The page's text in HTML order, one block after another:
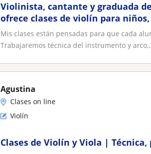
Violinista, cantante y graduada
ofrece clases de violín para
con un método adaptado a c
Mis clases están pensadas para que cada
Trabajaremos técnica del instrumento y
Agustina
Clases on line
Violín
Clases de Violín y Viola |